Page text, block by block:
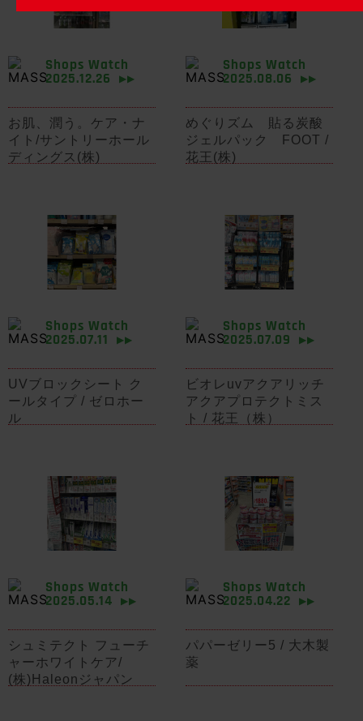
Shops Watch
2025.12.26
▶▶
お肌、潤う。ケア・ナ
イト/サントリーホール
ディングス(株)
Shops Watch
2025.08.06
▶▶
めぐりズム 貼る炭酸
ジェルパック FOOT /
花王(株)
Shops Watch
2025.07.11
▶▶
UVブロックシート ク
ールタイプ / ゼロホー
ル
Shops Watch
2025.07.09
▶▶
ビオレuvアクアリッチ
アクアプロテクトミス
ト / 花王（株）
Shops Watch
2025.05.14
▶▶
シュミテクト フューチ
ャーホワイトケア/
(株)Haleonジャパン
Shops Watch
2025.04.22
▶▶
パパーゼリー5 / 大木製
薬